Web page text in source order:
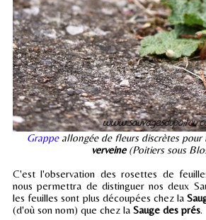
Grappeallongée de fleurs discrètes pour
verveine (Poitiers sous
C'est l'observation des rosettes de
nous permettra de distinguer nos deux
les feuilles sont plus découpées chez la
(d'où son nom) que chez la Sauge des prés.